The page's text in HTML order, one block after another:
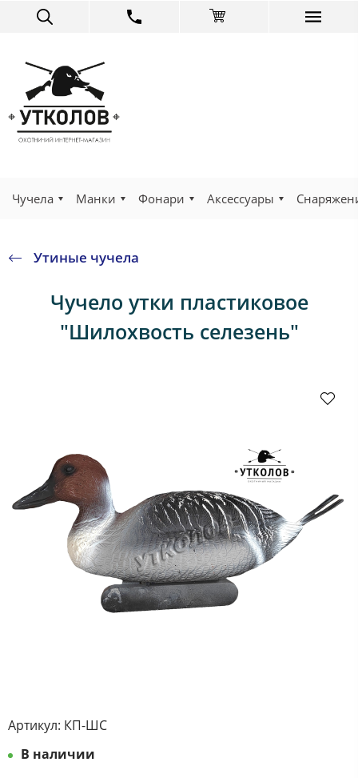
Чучела Манки Фонари Аксессуары
Утиные чучела
Чучело утки пластиковое
"Шилохвость селезень"
Артикул: КП-ШС
В наличии